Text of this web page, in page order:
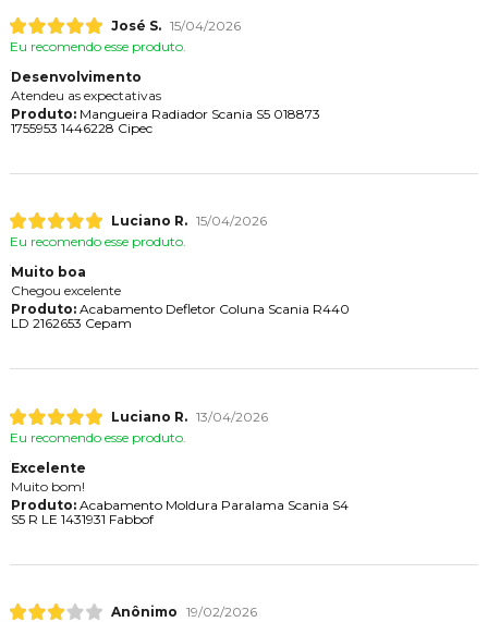
José S. 15/04/2026
Eu recomendo esse produto.
Desenvolvimento
Atendeu as expectativas
Produto:Mangueira Radiador Scania S5 018873
1755953 1446228 Cipec
Luciano R. 15/04/2026
Eu recomendo esse produto.
Muito boa
Chegou excelente
Produto:Acabamento Defletor Coluna Scania R440
LD 2162653 Cepam
Luciano R. 13/04/2026
Eu recomendo esse produto.
Excelente
Muito bom!
Produto:Acabamento Moldura Paralama Scania S4
S5 R LE 1431931 Fabbof
Anônimo 19/02/2026